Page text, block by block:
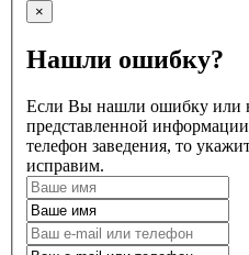
×
Нашли ошибку?
Если Вы нашли ошибку или
представленной
телефон заведения, то
исправим.